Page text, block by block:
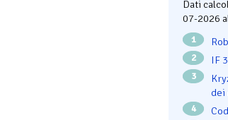
Dati
07-2026
1
2 IF
3
dei
4